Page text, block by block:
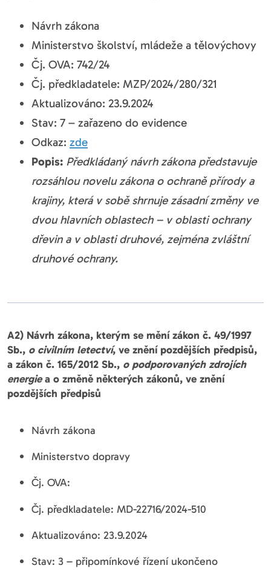
Návrh zákona
Ministerstvo školství, mládeže a tělovýchovy
Čj. OVA: 742/24
Čj. předkladatele: MZP/2024/280/321
Aktualizováno: 23.9.2024
Stav: 7 – zařazeno do evidence
Odkaz: zde
Popis: Předkládaný návrh zákona představuje
rozsáhlou novelu zákona o ochraně přírody a
krajiny, která v sobě shrnuje zásadní změny ve
dvou hlavních oblastech – v oblasti ochrany
dřevin a v oblasti druhové, zejména zvláštní
druhové ochrany.
A2) Návrh zákona, kterým se mění zákon č. 49/1997
Sb., o civilním letectví, ve znění pozdějších předpisů,
a zákon č. 165/2012 Sb., o podporovaných zdrojích
energiea o změně některých zákonů, ve znění
pozdějších předpisů
Návrh zákona
Ministerstvo dopravy
Čj. OVA:
Čj. předkladatele: MD-22716/2024-510
Aktualizováno: 23.9.2024
Stav: 3 – připomínkové řízení ukončeno